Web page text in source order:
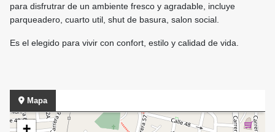
para disfrutrar de un ambiente fresco y agradable, incluye
parqueadero, cuarto util, shut de basura, salon social.
Es el elegido para vivir con confort, estilo y calidad de vida.
Mapa
+